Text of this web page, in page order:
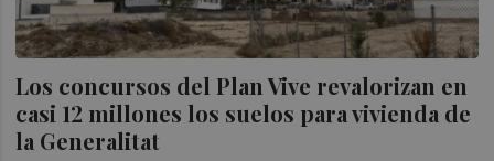
Los concursos del Plan Vive revalorizan en
casi 12 millones los suelos para vivienda de
la Generalitat